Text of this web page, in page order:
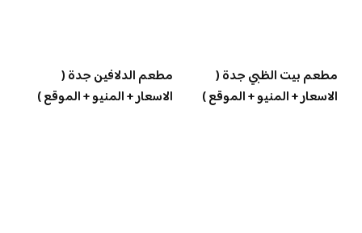
مطعم بيت الظبي جدة (
الاسعار + المنيو + الموقع )
مطعم الدلافين جدة (
الاسعار + المنيو + الموقع )